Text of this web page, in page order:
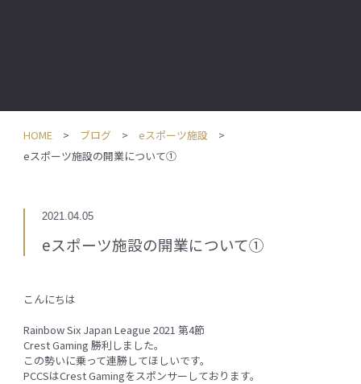
HOME ブログ
eスポーツ施設
eスポーツ施設の開業について①
2021.04.05
eスポーツ施設の開業について①
こんにちは
Rainbow Six Japan League 2021 第4節
Crest Gaming 勝利しました。
この勢いに乗って連勝してほしいです。
PCCSはCrest Gamingをスポンサーしております。